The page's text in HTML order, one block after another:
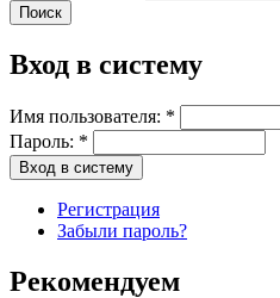
Вход в систему
Имя пользователя: *
Пароль: *
Регистрация
Забыли пароль?
Рекомендуем